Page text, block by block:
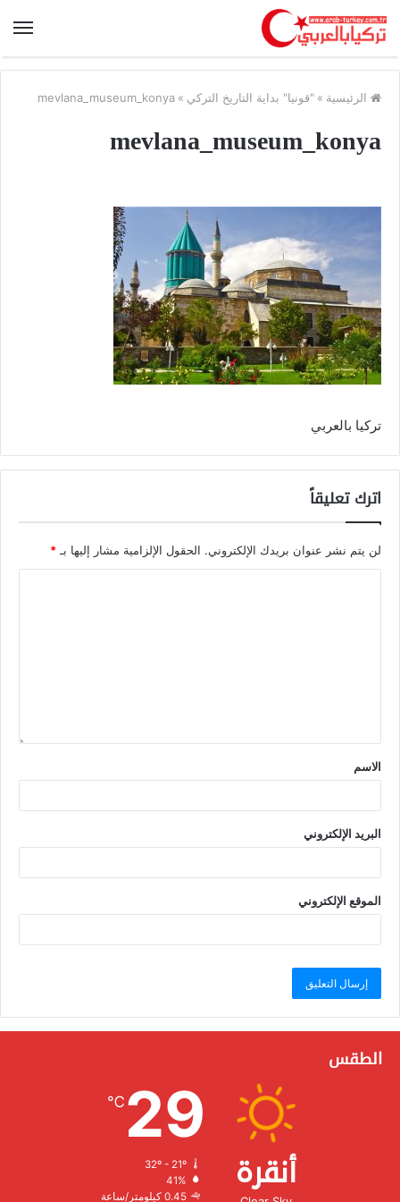
الرئيسية » "قونيا" بداية التاريخ التركي »
mevlana_museum_konya
mevlana_museum_konya
تركيا بالعربي
اترك تعليقاً
لن يتم نشر عنوان بريدك الإلكتروني. الحقول الإلزامية مشار إليها بـ *
الاسم
البريد الإلكتروني
الموقع الإلكتروني
الطقس
أنقرة
29
℃
32º - 21º
الرطوبة:
الرياح:0.45 كيلومتر/ساعة